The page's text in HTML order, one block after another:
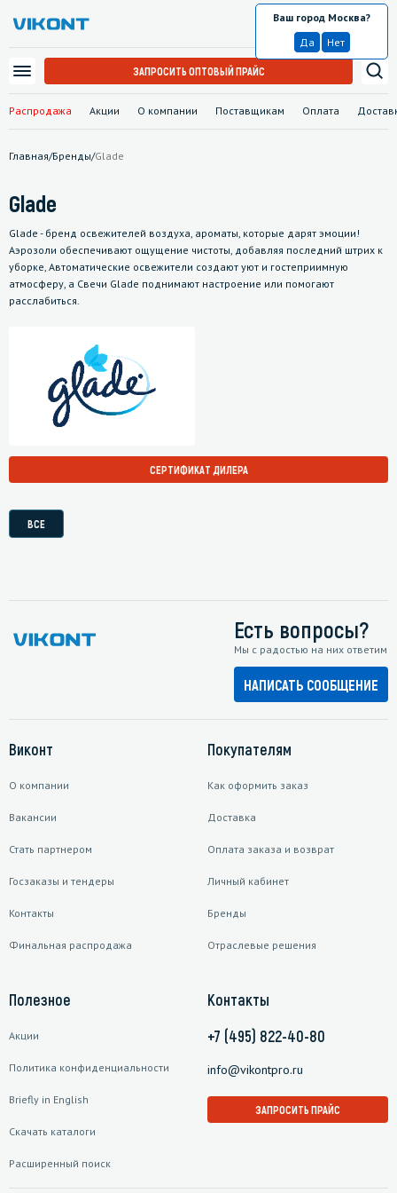
Распродажа Акции О компании Поставщикам Оплата
Москва
Ваш город Москва?
Да
Нет
ЗАПРОСИТЬ ОПТОВЫЙ ПРАЙС
Главная/Бренды/Glade
Glade
Glade - бренд освежителей воздуха, ароматы, которые дарят эмоции!
Аэрозоли обеспечивают ощущение чистоты, добавляя последний штрих к
уборке, Автоматические освежители создают уют и гостеприимную
атмосферу, а Свечи Glade поднимают настроение или помогают
расслабиться.
СЕРТИФИКАТ ДИЛЕРА
ВСЕ
Есть вопросы?
Мы с радостью на них ответим
НАПИСАТЬ СООБЩЕНИЕ
Виконт
О компании
Вакансии
Стать партнером
Госзаказы и тендеры
Контакты
Финальная распродажа
Покупателям
Как оформить заказ
Доставка
Оплата заказа и возврат
Личный кабинет
Бренды
Отраслевые решения
Полезное
Акции
Политика конфиденциальности
Briefly in English
Скачать каталоги
Расширенный поиск
Контакты
+7 (495) 822-40-80
info@vikontpro.ru
ЗАПРОСИТЬ ПРАЙС